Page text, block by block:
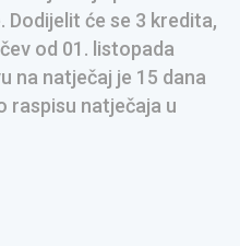
Dodijelit će se 3 kredita,
od 01. listopada
na natječaj je 15 dana
raspisu natječaja u